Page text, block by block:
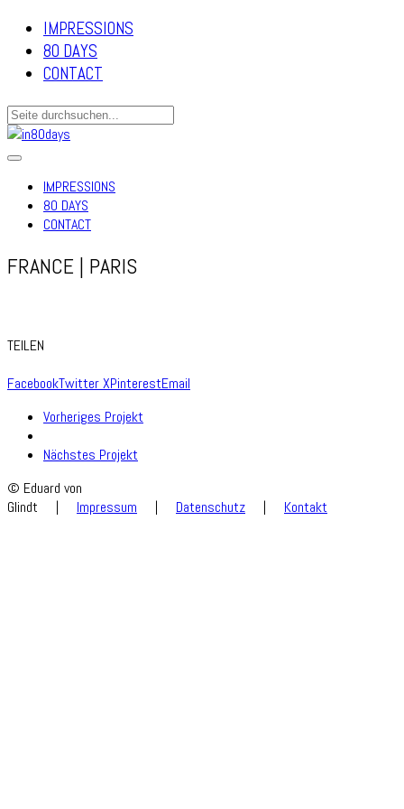
IMPRESSIONS
80 DAYS
CONTACT
IMPRESSIONS
80 DAYS
CONTACT
FRANCE | PARIS
TEILEN
FacebookTwitter XPinterestEmail
Vorheriges Projekt
Nächstes Projekt
© Eduard von
Glindt
| Impressum | Datenschutz | Kontakt